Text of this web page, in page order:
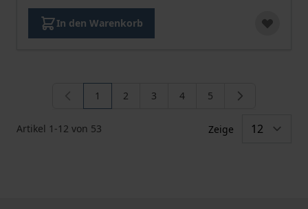
In den Warenkorb
Artikel 1 -12 von 53
Sie lesen gerade die Seite
1 Seite
2 Seite
3 Seite
4 Seite
5
Zeige